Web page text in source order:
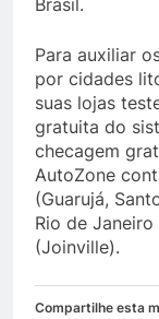
Brasil.
Para auxiliar
por cidades
suas lojas
gratuita do
checagem
AutoZone
(Guarujá,
Rio de
(Joinville).
Compartilhe esta